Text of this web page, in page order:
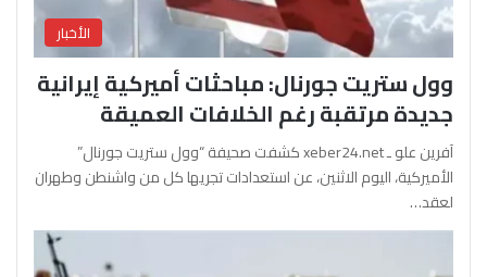
الأخبار
وول ستريت جورنال: مباحثات أميركية إيرانية
جديدة مرتقبة رغم الخلافات العميقة
آفرين علو ـ xeber24.net كشفت صحيفة “وول ستريت جورنال”
الأميركية، اليوم الاثنين، عن استعدادات تجريها كل من واشنطن وطهران
لعقد…